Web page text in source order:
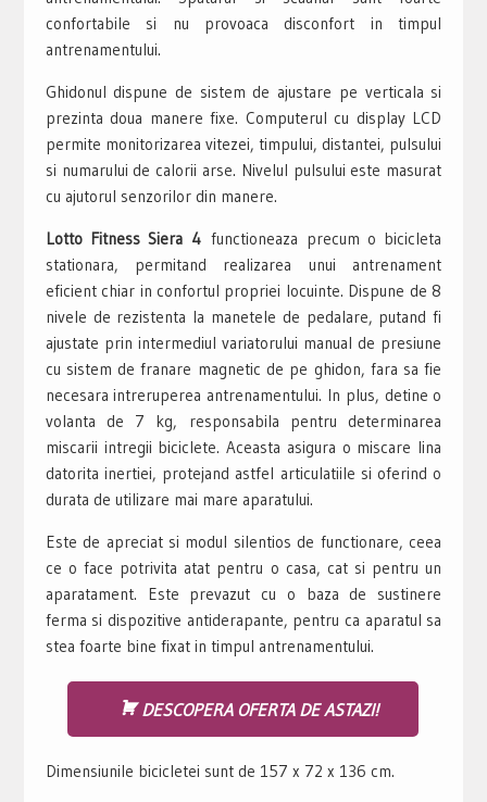
confortabile si nu provoaca disconfort in timpul
antrenamentului.
Ghidonul dispune de sistem de ajustare pe verticala si
prezinta doua manere fixe. Computerul cu display LCD
permite monitorizarea vitezei, timpului, distantei, pulsului
si numarului de calorii arse. Nivelul pulsului este masurat
cu ajutorul senzorilor din manere.
Lotto Fitness Siera 4functioneaza precum o bicicleta
stationara, permitand realizarea unui antrenament
eficient chiar in confortul propriei locuinte. Dispune de 8
nivele de rezistenta la manetele de pedalare, putand fi
ajustate prin intermediul variatorului manual de presiune
cu sistem de franare magnetic de pe ghidon, fara sa fie
necesara intreruperea antrenamentului. In plus, detine o
volanta de 7 kg, responsabila pentru determinarea
miscarii intregii biciclete. Aceasta asigura o miscare lina
datorita inertiei, protejand astfel articulatiile si oferind o
durata de utilizare mai mare aparatului.
Este de apreciat si modul silentios de functionare, ceea
ce o face potrivita atat pentru o casa, cat si pentru un
aparatament. Este prevazut cu o baza de sustinere
ferma si dispozitive antiderapante, pentru ca aparatul sa
stea foarte bine fixat in timpul antrenamentului.
DESCOPERA OFERTA DE ASTAZI!
Dimensiunile bicicletei sunt de 157 x 72 x 136 cm.